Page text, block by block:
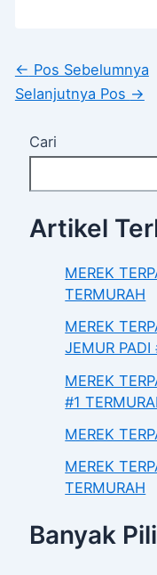
← Pos Sebelumnya
Selanjutnya Pos →
Cari
Artikel
MEREK
TERMURAH
MEREK
JEMUR PADI
MEREK
#1
MEREK
MEREK
TERMURAH
Banyak